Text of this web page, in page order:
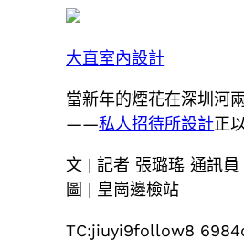
大直室內設計
當新年的煙花在深圳河
——私人招待所設計正
文 | 記者 張璐瑤 通訊員
圖 | 皇崗邊檢站
TC:jiuyi9follow8